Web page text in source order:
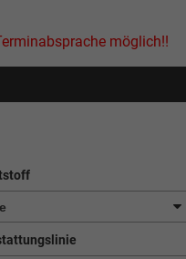
möglich!!